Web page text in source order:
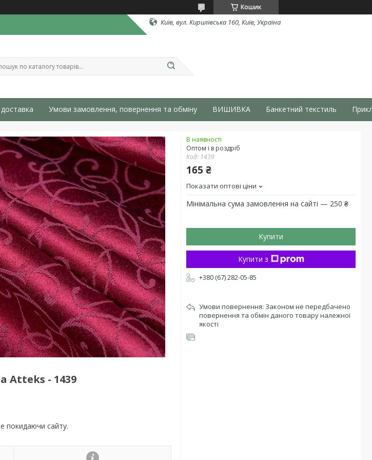
Кошик
Київ, вул. Кирилівська 160, Київ, Україна
Умови замовлення, повернення та обміну ВИШИВКА Банкетний текстиль
Atteks - 1439
покидаючи сайту.
В наявності
Оптом і в роздріб
Код: 1439
165 ₴
Показати оптові ціни
Мінімальна сума замовлення на сайті — 250 ₴
Купити
Купити з
+380 (67) 282-05-85
Законом не передбачено
повернення та обмін даного товару належної
якості